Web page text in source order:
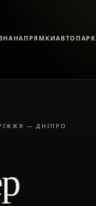
НАПРЯМКИАВТОПАРК
— ДНІПРО